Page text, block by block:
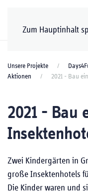
Zum Hauptinhalt
Unsere Projekte
Aktionen
2021 - Bau
2021 - Bau
Zwei Kindergärten in
große Insektenhotels
Die Kinder waren und